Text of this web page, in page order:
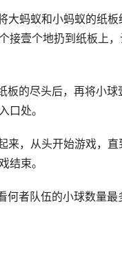
大蚂蚁和小蚂蚁的纸板
接壹个地扔到纸板上
板的尽头后，再将小球
口处。
来，从头开始游戏，
结束。
何者队伍的小球数量最